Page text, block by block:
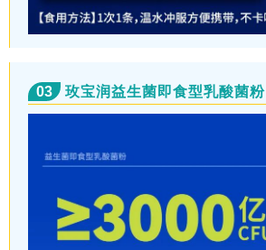
03 玫宝润益生菌即食型乳酸菌粉